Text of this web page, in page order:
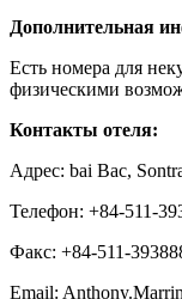
Дополнительная
Есть номера для
физическими
Контакты отеля:
Адрес: bai Bac,
Телефон: +84-511-
Факс: +84-511-
Email: